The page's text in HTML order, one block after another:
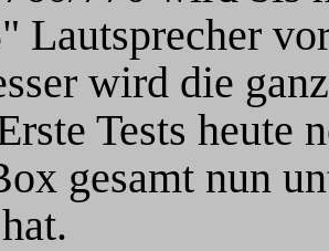
Lautsprecher
wird die
Tests heute
gesamt nun